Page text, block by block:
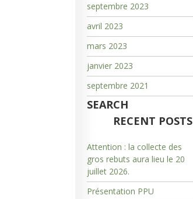
septembre 2023
avril 2023
mars 2023
janvier 2023
septembre 2021
SEARCH
RECENT POSTS
Attention : la collecte des
gros rebuts aura lieu le 20
juillet 2026.
Présentation PPU